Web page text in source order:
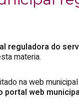
reguladora do
materia.
na web municipal
portal web